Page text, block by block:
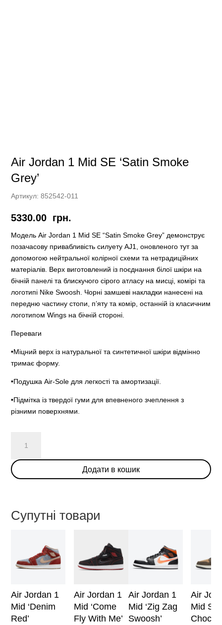
Air Jordan 1 Mid SE ‘Satin Smoke
Grey’
Артикул:852542-011
5330.00 грн.
Модель Air Jordan 1 Mid SE “Satin Smoke Grey” демонструє
позачасову привабливість силуету AJ1, оновленого тут за
допомогою нейтральної колірної схеми та нетрадиційних
матеріалів. Верх виготовлений із поєднання білої шкіри на
бічній панелі та блискучого сірого атласу на мисці, комірі та
логотипі Nike Swoosh. Чорні замшеві накладки нанесені на
передню частину стопи, п’яту та комір, останній із класичним
логотипом Wings на бічній стороні.
Переваги
•Міцний верх із натуральної та синтетичної шкіри відмінно
тримає форму.
•Подушка Air-Sole для легкості та амортизації.
•Підмітка із твердої гуми для впевненого зчеплення з
різними поверхнями.
Jordan
1
Mid
Grey'
Додати в кошик
Супутні товари
Air Jordan 1
Mid ‘Denim
Red’
Air Jordan 1
Mid ‘Come
Fly With Me’
Air Jordan 1
Mid ‘Zig Zag
Swoosh’
Air
Mid SE